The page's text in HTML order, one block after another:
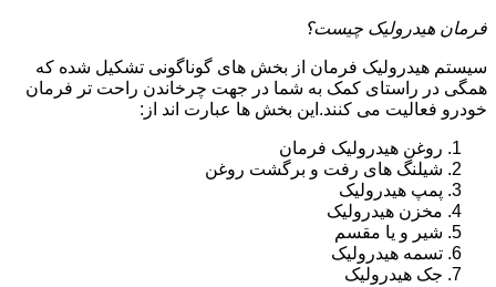
فرمان هیدرولیک چیست؟
سیستم هیدرولیک فرمان از بخش های گوناگونی تشکیل شده که
همگی در راستای کمک به شما در جهت چرخاندن راحت تر فرمان
خودرو فعالیت می کنند.این بخش ها عبارت اند از:
روغن هیدرولیک فرمان
شیلنگ های رفت و برگشت روغن
پمپ هیدرولیک
مخزن هیدرولیک
شیر و یا مقسم
تسمه هیدرولیک
جک هیدرولیک